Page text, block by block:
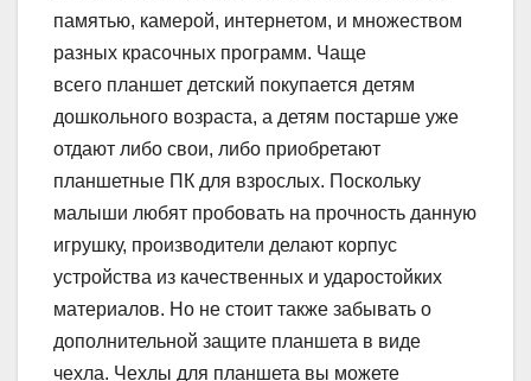
памятью, камерой, интернетом, и множеством
разных красочных программ. Чаще
всего планшет детский покупается детям
дошкольного возраста, а детям постарше уже
отдают либо свои, либо приобретают
планшетные ПК для взрослых. Поскольку
малыши любят пробовать на прочность данную
игрушку, производители делают корпус
устройства из качественных и ударостойких
материалов. Но не стоит также забывать о
дополнительной защите планшета в виде
чехла. Чехлы для планшета вы можете